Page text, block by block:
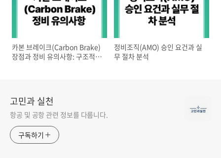
카본 브레이크(Carbon Brake)
장점과 정비 유의사항: 구조적
정비조직(AMO) 승인 요건과 실
무 절차 분석
고민과 실천
항공 및 공항 관련 정보를 다룹니다.
구독하기